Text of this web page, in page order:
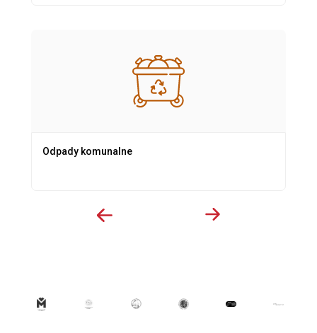
Odpady komunalne